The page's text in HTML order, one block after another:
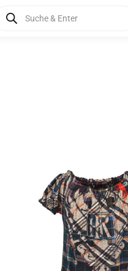
Products
search